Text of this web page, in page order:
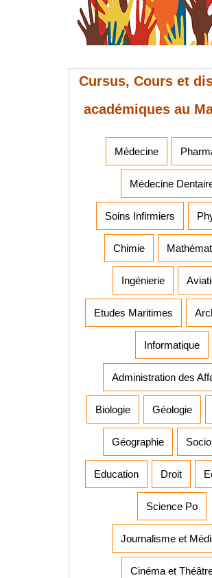
Cursus, Cours et
académiques au
Médecine
Médecine
Soins Infirmiers
Chimie
Ingénierie
Etudes Maritimes
Informatique
Administration des
Biologie Géologie
Géographie
Education Droit
Science Po
Journalisme et
Cinéma et